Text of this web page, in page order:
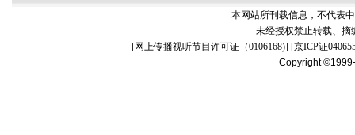
本网站所刊载信息，不代表
未经授权禁止转载、摘
[网上传播视听节目许可证（0106168)] [京ICP证
Copyright